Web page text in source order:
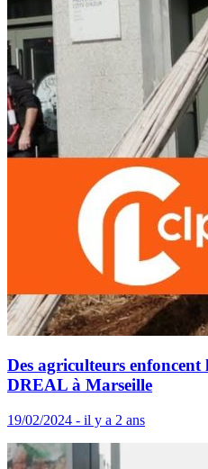
Des agriculteurs enfoncent
DREAL à Marseille
19/02/2024 - il y a 2 ans